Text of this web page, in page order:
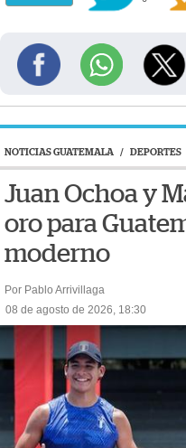
NOTICIAS GUATEMALA / DEPORTES
Juan Ochoa y
oro para
moderno
Por Pablo Arrivillaga
08 de agosto de 2026, 18:30